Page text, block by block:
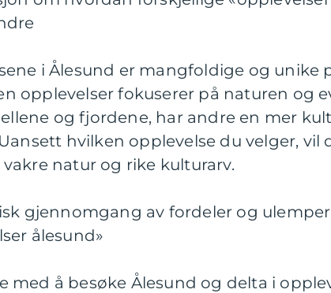
i Ålesund er mangfoldige og unike
opplevelser fokuserer på naturen og
og fjordene, har andre en mer
hvilken opplevelse du velger, vil
vakre natur og rike kulturarv.
gjennomgang av fordeler og
ålesund»
med å besøke Ålesund og delta i